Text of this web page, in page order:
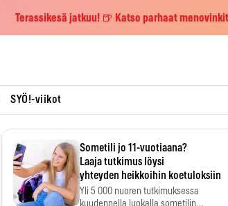
Terassikesä jatkuu! 🍺 Katso parhaat
SYÖ!-viikot
Sometili jo 11-vuotiaana?
Laaja tutkimus löysi
yhteyden heikkoihin koetuloksiin
Yli 5 000 nuoren tutkimuksessa
kuudennella luokalla sometilin…